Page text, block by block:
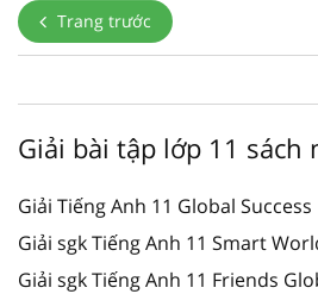
Trang trước
Giải bài tập lớp 11 sách
Giải Tiếng Anh 11 Global Success
Giải sgk Tiếng Anh 11 Smart
Giải sgk Tiếng Anh 11 Friends